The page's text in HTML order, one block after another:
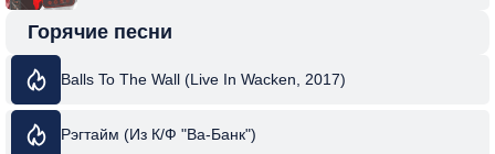
Горячие песни
Balls To The Wall (Live In Wacken, 2017)
Рэгтайм (Из К/Ф "Ва-Банк")